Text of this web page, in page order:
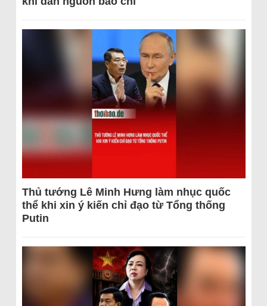
Thủ tướng Lê Minh Hưng làm nhục quốc
thể khi xin ý kiến chỉ đạo từ Tổng thống
Putin